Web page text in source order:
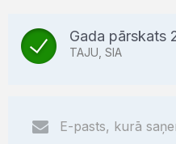
Gada pārskats
TAJU, SIA